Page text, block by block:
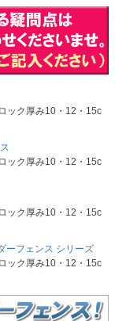
ック厚み10・12・15c
ック厚み10・12・15c
ック厚み10・12・15c
ーフェンス シリーズ
ック厚み10・12・15c